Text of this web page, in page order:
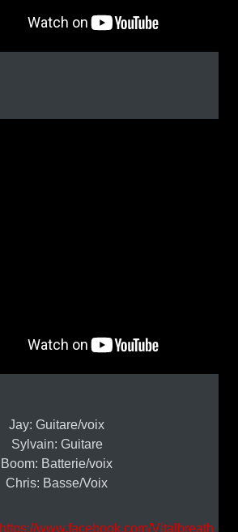
Jay: Guitare/voix
Sylvain: Guitare
Boom: Batterie/voix
Chris: Basse/Voix
https://www.facebook.com/Vitalbreath